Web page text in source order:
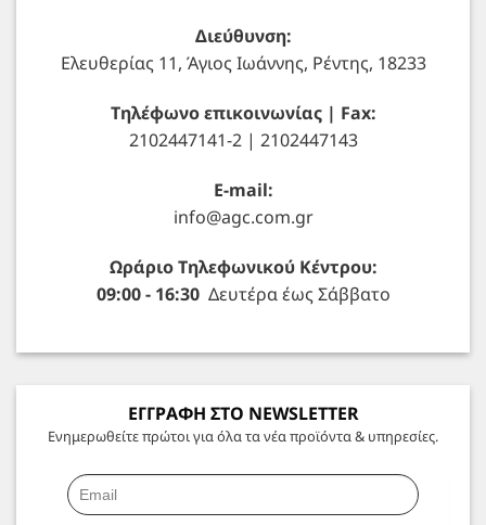
Διεύθυνση:
Ελευθερίας 11, Άγιος Ιωάννης, Ρέντης, 18233
Τηλέφωνο επικοινωνίας | Fax:
2102447141-2 | 2102447143
E-mail:
info@agc.com.gr
Ωράριο Τηλεφωνικού Κέντρου:
09:00 - 16:30Δευτέρα έως Σάββατο
ΕΓΓΡΑΦΗ ΣΤΟ NEWSLETTER
Ενημερωθείτε πρώτοι για όλα τα νέα προϊόντα & υπηρεσίες.